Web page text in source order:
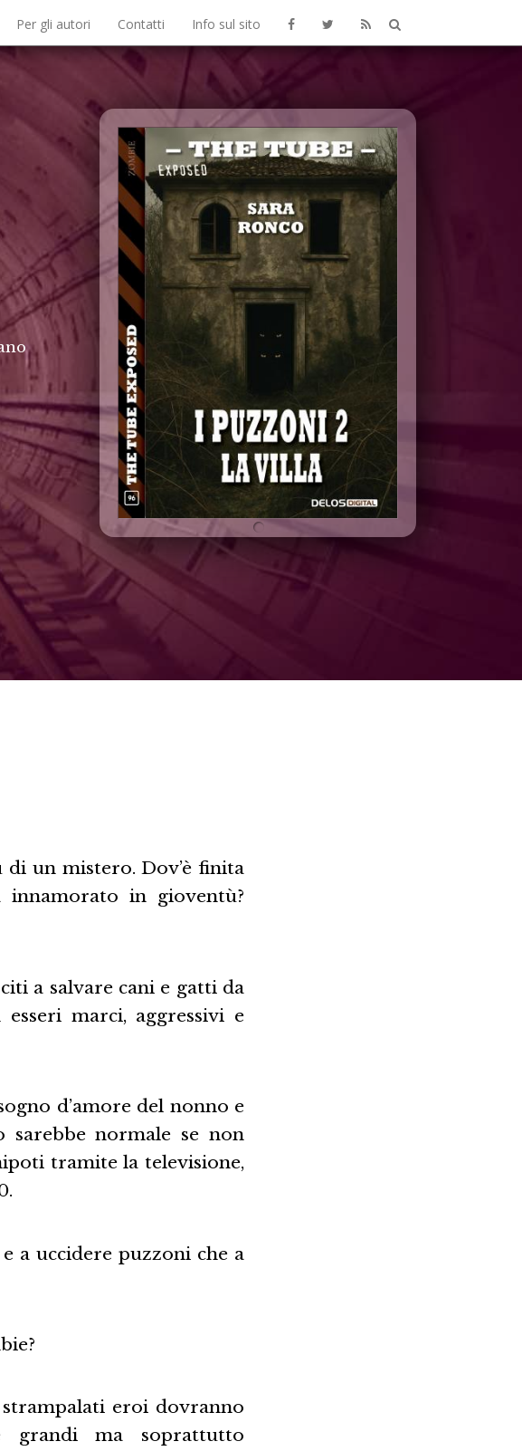
Per gli autori Contatti Info sul sito
di un mistero. Dov’è finita
in gioventù?
a salvare cani e gatti da
marci, aggressivi e
d’amore del nonno e
normale se non
tramite la televisione,
a uccidere puzzoni che a
eroi dovranno
grandi ma soprattutto